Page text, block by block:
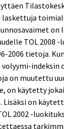
laskettuja
on
TOL 2008
2006 tietoja. Kun
indeksin
on muutettu
on käytetty
Lisäksi on
2002 -